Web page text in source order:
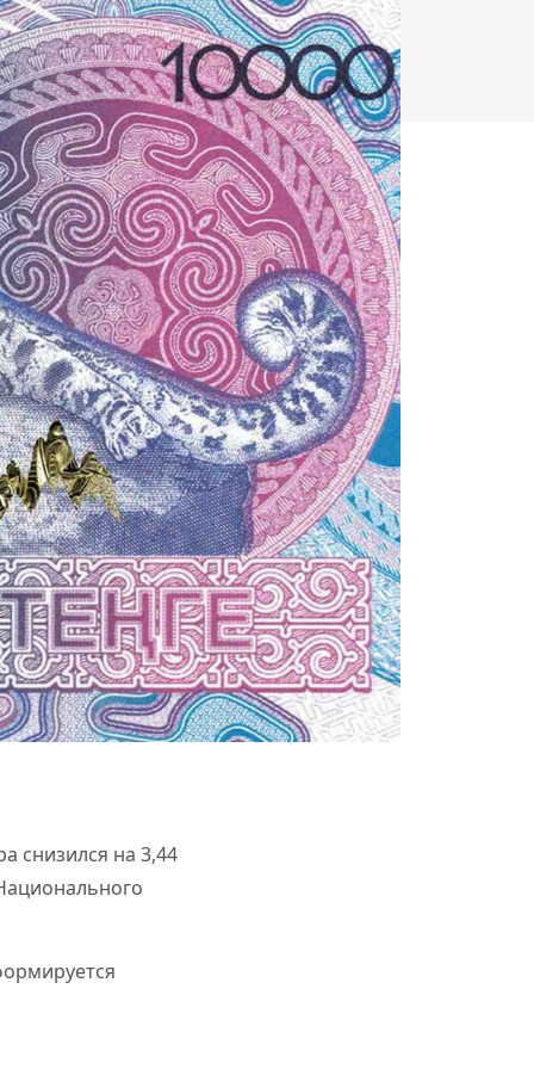
снизился на 3,44